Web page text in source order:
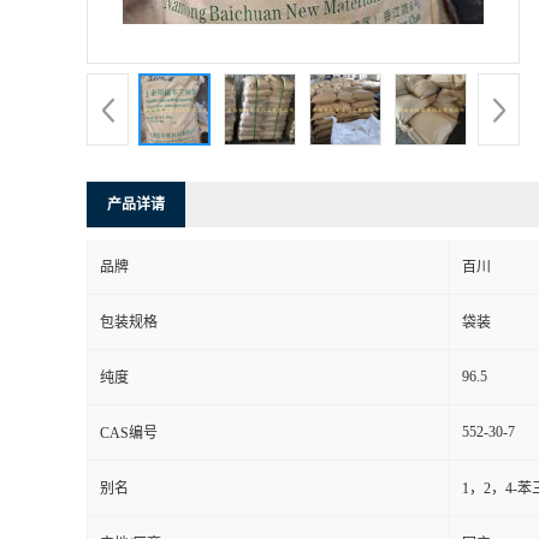
产品详请
品牌 百川
包装规格 袋装
纯度 96.5
CAS编号 552-30-7
别名 1，2，4-苯